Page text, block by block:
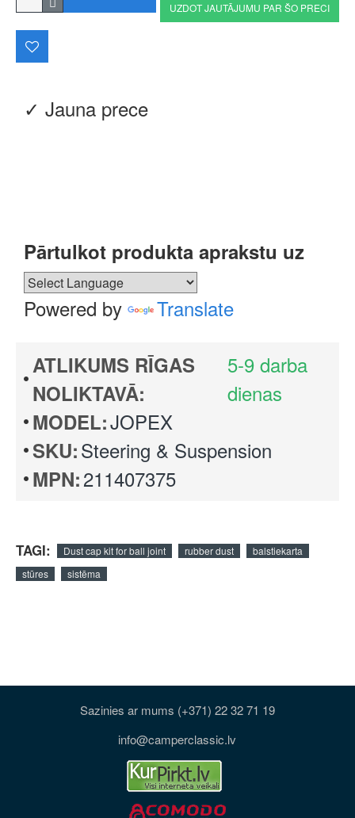
✓ Jauna prece
Pārtulkot produkta aprakstu uz
Powered by Translate
ATLIKUMS RĪGAS
NOLIKTAVĀ:
5-9 darba
dienas
MODEL:JOPEX
SKU:Steering & Suspension
MPN:211407375
UZDOT JAUTĀJUMU PAR ŠO PRECI
TAGI: Dust cap kit for ball joint rubber dust
balstiekarta
stūres
sistēma
Sazinies ar mums (+371) 22 32 71 19
info@camperclassic.lv